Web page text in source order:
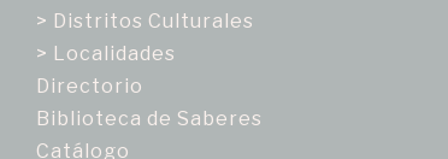
> Distritos Culturales
> Localidades
Directorio
Biblioteca de Saberes
Catálogo